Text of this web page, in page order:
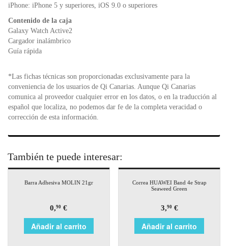
iPhone: iPhone 5 y superiores, iOS 9.0 o superiores
Contenido de la caja
Galaxy Watch Active2
Cargador inalámbrico
Guía rápida
*Las fichas técnicas son proporcionadas exclusivamente para la
conveniencia de los usuarios de Qi Canarias. Aunque Qi Canarias
comunica al proveedor cualquier error en los datos, o en la traducción al
español que localiza, no podemos dar fe de la completa veracidad o
corrección de esta información.
También te puede interesar:
Barra Adhesiva MOLIN 21gr
0,90 €
Añadir al carrito
Correa HUAWEI Band 4e Strap
Seaweed Green
3,90€
Añadir al carrito